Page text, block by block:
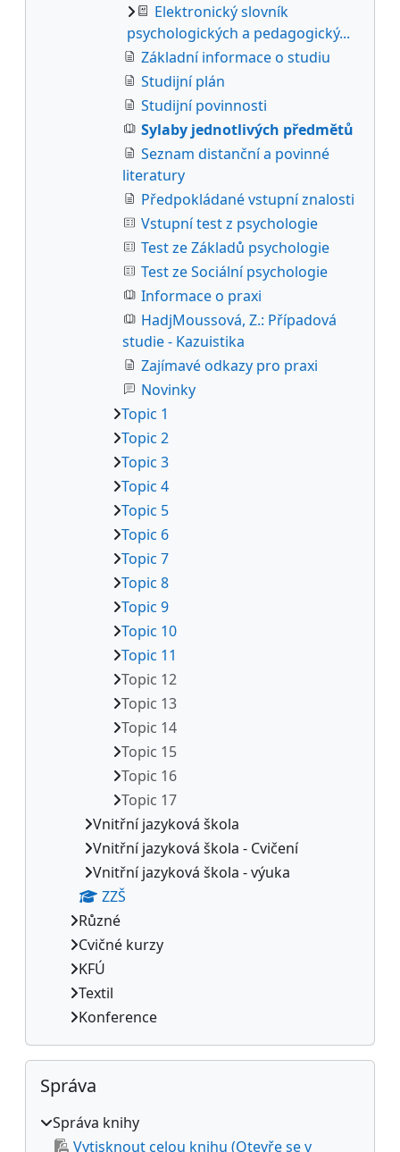
Elektronický slovník
psychologických a pedagogický...
Základní informace o studiu
Studijní plán
Studijní povinnosti
Sylaby jednotlivých předmětů
Seznam distanční a povinné
literatury
Předpokládané vstupní znalosti
Vstupní test z psychologie
Test ze Základů psychologie
Test ze Sociální psychologie
Informace o praxi
HadjMoussová, Z.: Případová
studie - Kazuistika
Zajímavé odkazy pro praxi
Novinky
Topic 1
Topic 2
Topic 3
Topic 4
Topic 5
Topic 6
Topic 7
Topic 8
Topic 9
Topic 10
Topic 11
Topic 12
Topic 13
Topic 14
Topic 15
Topic 16
Topic 17
Vnitřní jazyková škola
Vnitřní jazyková škola - Cvičení
Vnitřní jazyková škola - výuka
ZZŠ
Různé
Cvičné kurzy
KFÚ
Textil
Konference
Přeskočit: Správa
Správa
Správa knihy
Vytisknout celou knihu (Otevře se v